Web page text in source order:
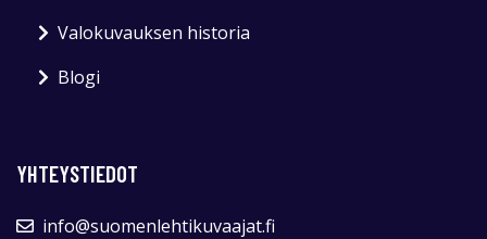
Valokuvauksen historia
Blogi
YHTEYSTIEDOT
info@suomenlehtikuvaajat.fi